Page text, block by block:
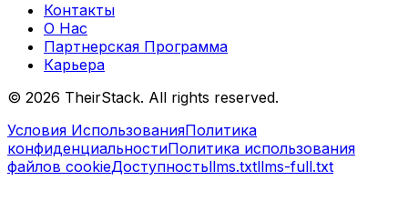
Контакты
О Нас
Партнерская Программа
Карьера
© 2026 TheirStack. All rights reserved.
Условия ИспользованияПолитика
конфиденциальностиПолитика использования
файлов cookieДоступностьllms.txtllms-full.txt